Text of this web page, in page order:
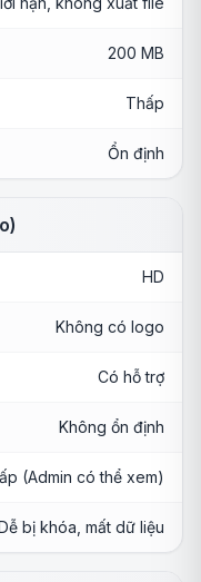
200 MB
Thấp
Ổn định
HD
Không có logo
Có hỗ trợ
Không ổn định
(Admin có thể xem)
bị khóa, mất dữ liệu